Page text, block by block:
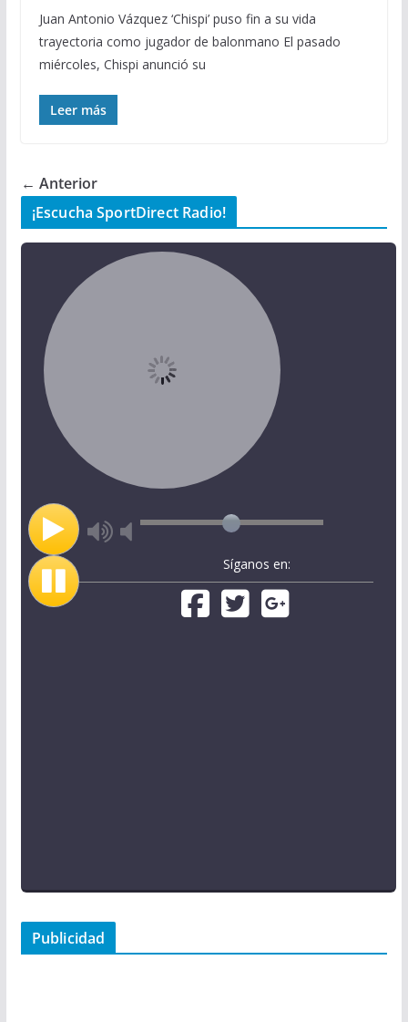
Juan Antonio Vázquez ‘Chispi’ puso fin a su vida
trayectoria como jugador de balonmano El pasado
miércoles, Chispi anunció su
Leer más
← Anterior
¡Escucha SportDirect Radio!
Síganos en:
Publicidad